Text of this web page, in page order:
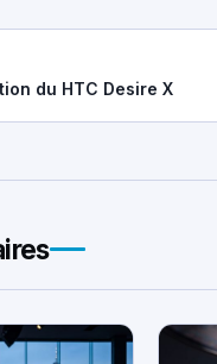
du HTC Desire X